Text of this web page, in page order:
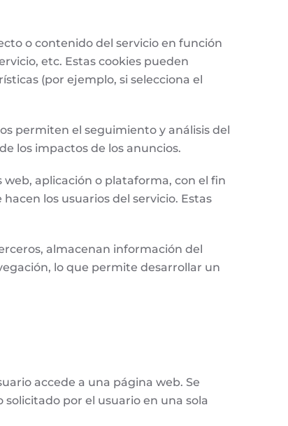
o contenido del servicio en función
etc. Estas cookies pueden
(por ejemplo, si selecciona el
permiten el seguimiento y análisis del
los impactos de los anuncios.
aplicación o plataforma, con el fin
los usuarios del servicio. Estas
almacenan información del
lo que permite desarrollar un
accede a una página web. Se
por el usuario en una sola